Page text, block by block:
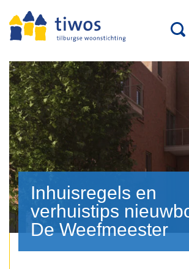
Inhuisregels en
verhuistips
De Weefmeester